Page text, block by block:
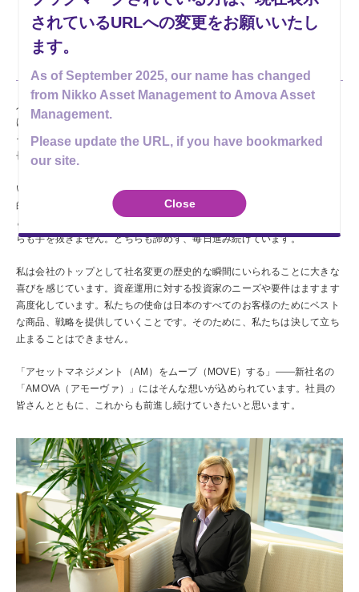
人生のどの局面においても、自分の志に正直に前へ進むことが大切だと私
は考えています。今日を昨日より少しでも良くするために行動すること、
それ自体が大きな前進です。そうした積み重ねが、結果として継続的な成
長や向上につながると信じています。
いま、私の3人の子どもたちは大学生や高校生になりました。最新の個人
的な「MOVE」は、子どもたちと共に動物保護の活動に取り組んでいるこ
とです。志と誇りをもって活動をしています。仕事とプライベートのどち
らも手を抜きません。どちらも諦めず、毎日進み続けています。
私は会社のトップとして社名変更の歴史的な瞬間にいられることに大きな
喜びを感じています。資産運用に対する投資家のニーズや要件はますます
高度化しています。私たちの使命は日本のすべてのお客様のためにベスト
な商品、戦略を提供していくことです。そのために、私たちは決して立ち
止まることはできません。
「アセットマネジメント（AM）をムーブ（MOVE）する」――新社名の
「AMOVA（アモーヴァ）」にはそんな想いが込められています。社員の
皆さんとともに、これからも前進し続けていきたいと思います。
されているURLへの変更をお願いいたし
ます。
As of September 2025, our name has changed
from Nikko Asset Management to Amova Asset
Management.
Please update the URL, if you have bookmarked
our site.
Close